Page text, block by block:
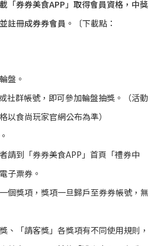
「券券美食APP」取得會員資格，中獎
註冊成券券會員。
〔下載點：
盤。
社群帳號，即可參加輪盤抽獎。（活動
以食尚玩家官網公布為準）
請到「券券美食APP」首頁「禮券中
子票券。
個獎項，獎項一旦歸戶至券券帳號，無
、「請客獎」各獎項有不同使用規則，